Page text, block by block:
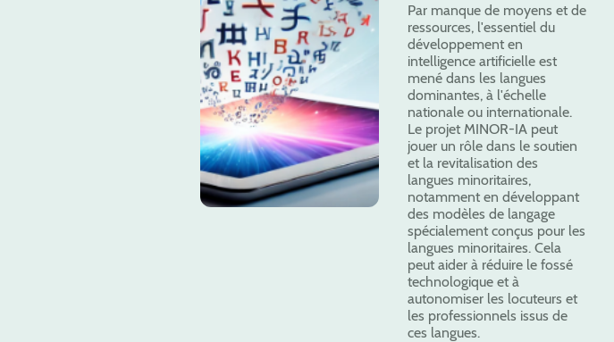
Par manque de moyens et de
ressources, l'essentiel du
développement en
intelligence artificielle est
mené dans les langues
dominantes, à l'échelle
nationale ou internationale.
Le projet MINOR-IA peut
jouer un rôle dans le soutien
et la revitalisation des
langues minoritaires,
notamment en développant
des modèles de langage
spécialement conçus pour les
langues minoritaires. Cela
peut aider à réduire le fossé
technologique et à
autonomiser les locuteurs et
les professionnels issus de
ces langues.